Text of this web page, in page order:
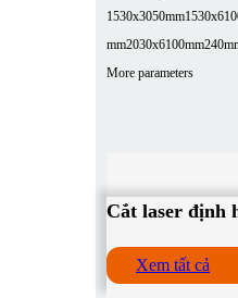
1530x3050mm
mm2030x6100mm
More parameters
Cắt laser định
Xem tất cả